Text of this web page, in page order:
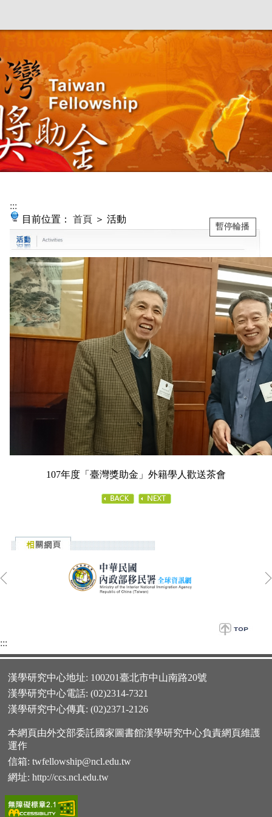
:::
目前位置： 首頁 ＞ 活動
107年度「臺灣獎助金」外籍學人歡送茶會
暫停輪播
:::
漢學研究中心地址: 100201臺北市中山南路20號
漢學研究中心電話: (02)2314-7321
漢學研究中心傳真: (02)2371-2126
本網頁由外交部委託國家圖書館漢學研究中心負責網頁維護
運作
信箱: twfellowship@ncl.edu.tw
網址: http://ccs.ncl.edu.tw